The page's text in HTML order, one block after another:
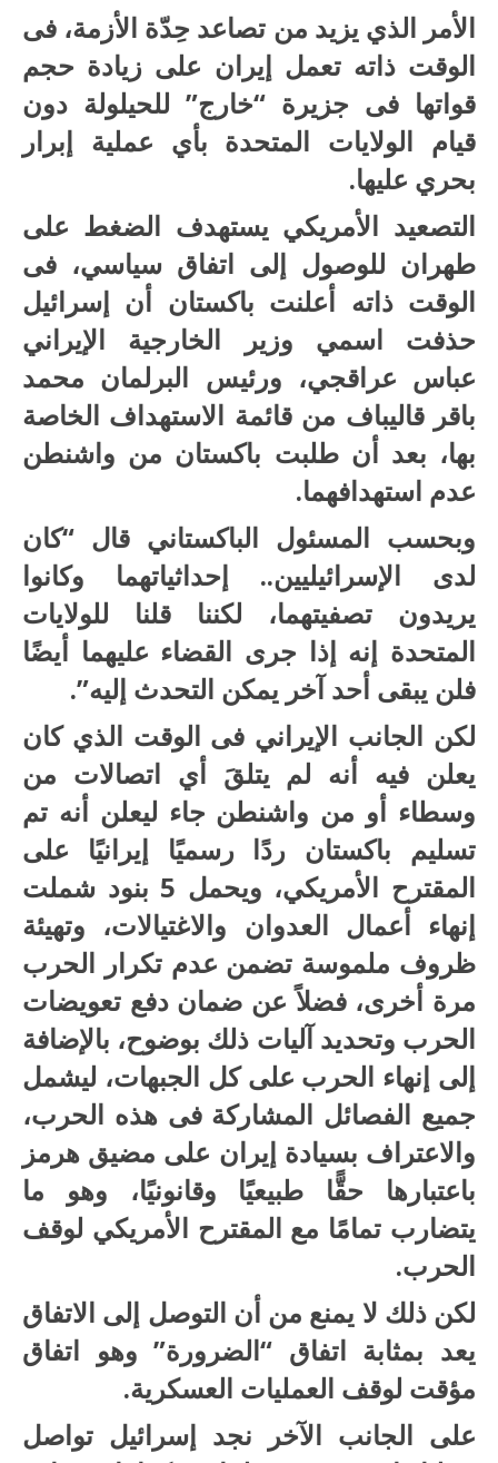
الأمر الذي يزيد من تصاعد حِدّة الأزمة، فى
الوقت ذاته تعمل إيران على زيادة حجم
قواتها فى جزيرة “خارج” للحيلولة دون
قيام الولايات المتحدة بأي عملية إبرار
بحري عليها.
التصعيد الأمريكي يستهدف الضغط على
طهران للوصول إلى اتفاق سياسي، فى
الوقت ذاته أعلنت باكستان أن إسرائيل
حذفت اسمي وزير الخارجية الإيراني
عباس عراقجي، ورئيس البرلمان محمد
باقر قاليباف من قائمة الاستهداف الخاصة
بها، بعد أن طلبت باكستان من واشنطن
عدم استهدافهما.
وبحسب المسئول الباكستاني قال “كان
لدى الإسرائيليين.. إحداثياتهما وكانوا
يريدون تصفيتهما، لكننا قلنا للولايات
المتحدة إنه إذا جرى القضاء عليهما أيضًا
فلن يبقى أحد آخر يمكن التحدث إليه”.
لكن الجانب الإيراني فى الوقت الذي كان
يعلن فيه أنه لم يتلقَ أي اتصالات من
وسطاء أو من واشنطن جاء ليعلن أنه تم
تسليم باكستان ردًا رسميًا إيرانيًا على
المقترح الأمريكي، ويحمل 5 بنود شملت
إنهاء أعمال العدوان والاغتيالات، وتهيئة
ظروف ملموسة تضمن عدم تكرار الحرب
مرة أخرى، فضلاً عن ضمان دفع تعويضات
الحرب وتحديد آليات ذلك بوضوح، بالإضافة
إلى إنهاء الحرب على كل الجبهات، ليشمل
جميع الفصائل المشاركة فى هذه الحرب،
والاعتراف بسيادة إيران على مضيق هرمز
باعتبارها حقًّا طبيعيًا وقانونيًا، وهو ما
يتضارب تمامًا مع المقترح الأمريكي لوقف
الحرب.
لكن ذلك لا يمنع من أن التوصل إلى الاتفاق
يعد بمثابة اتفاق “الضرورة” وهو اتفاق
مؤقت لوقف العمليات العسكرية.
على الجانب الآخر نجد إسرائيل تواصل